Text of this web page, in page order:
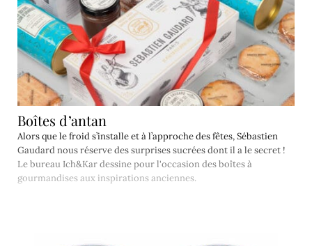
Boîtes d’antan
Alors que le froid s’installe et à l’approche des fêtes, Sébastien
Gaudard nous réserve des surprises sucrées dont il a le secret !
Le bureau Ich&Kar dessine pour l'occasion des boîtes à
gourmandises aux inspirations anciennes.